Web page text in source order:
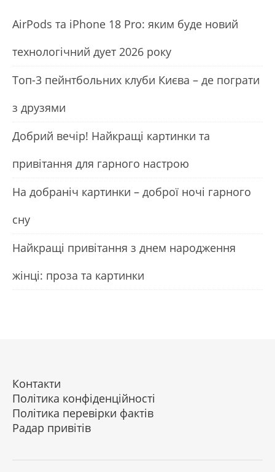
АirРods та iРhone 18 Рro: яким буде новий
технологічний дует 2026 року
Топ-3 пейнтбольних клуби Києва – де пограти
з друзями
Добрий вечір! Найкращі картинки та
привітання для гарного настрою
На добраніч картинки – доброї ночі гарного
сну
Найкращі привітання з днем народження
жінці: проза та картинки
Контакти
Політика конфіденційності
Політика перевірки фактів
Радар привітів